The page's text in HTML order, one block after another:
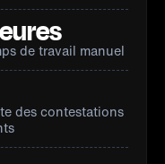
de travail manuel
des contestations